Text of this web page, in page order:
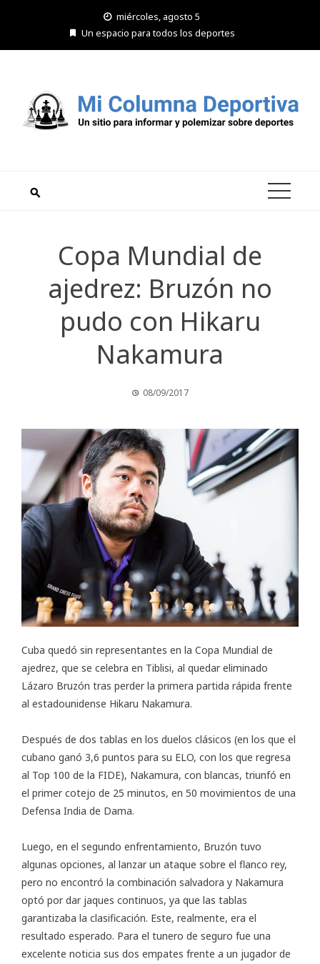
miércoles, agosto 5
Un espacio para todos los deportes
Copa Mundial de
ajedrez: Bruzón no
pudo con Hikaru
Nakamura
08/09/2017
Cuba quedó sin representantes en la Copa Mundial de
ajedrez, que se celebra en Tiblisi, al quedar eliminado
Lázaro Bruzón tras perder la primera partida rápida frente
al estadounidense Hikaru Nakamura.
Después de dos tablas en los duelos clásicos (en los que el
cubano ganó 3,6 puntos para su ELO, con los que regresa
al Top 100 de la FIDE), Nakamura, con blancas, triunfó en
el primer cotejo de 25 minutos, en 50 movimientos de una
Defensa India de Dama.
Luego, en el segundo enfrentamiento, Bruzón tuvo
algunas opciones, al lanzar un ataque sobre el flanco rey,
pero no encontró la combinación salvadora y Nakamura
optó por dar jaques continuos, ya que las tablas
garantizaba la clasificación. Este, realmente, era el
resultado esperado. Para el tunero de seguro fue una
excelente noticia sus dos empates frente a un jugador de